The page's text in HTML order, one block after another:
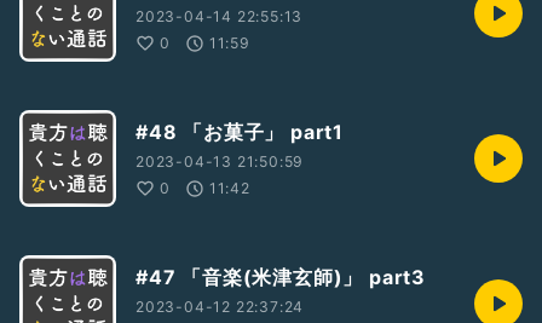
2023-04-14 22:55:13
0
11:59
#48 「お菓子」 part1
2023-04-13 21:50:59
0
11:42
#47 「音楽(米津玄師)」 part3
2023-04-12 22:37:24